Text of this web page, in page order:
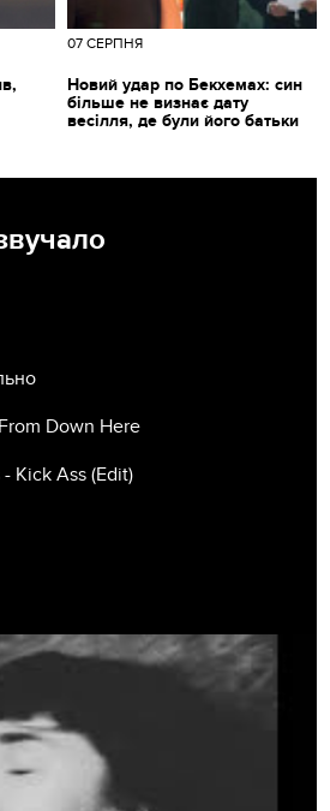
07 СЕРПНЯ
Новий удар по Бекхемах: син
більше не визнає дату
весілля, де були його батьки
Down Here
Kick Ass (Edit)